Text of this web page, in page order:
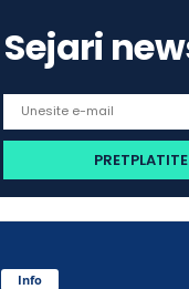
Sejari
Info